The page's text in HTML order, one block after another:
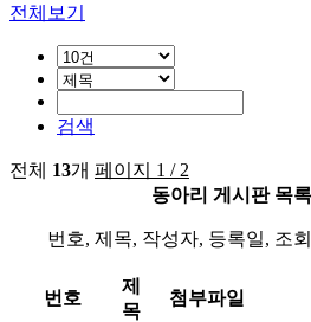
전체보기
검색
전체 13개 페이지 1 / 2
동아리 게시판 목
번호, 제목, 작성자, 등록일, 조
번호
제
목
첨부파일